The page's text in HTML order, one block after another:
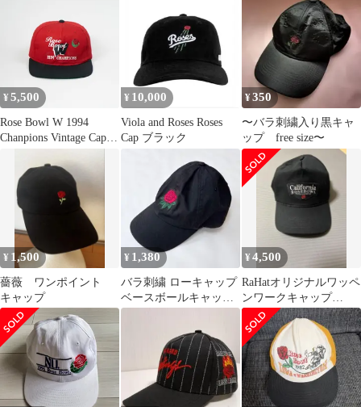
¥5,500
Rose Bowl W 1994
Chanpions Vintage Cap
トラッカーキャップ ス
ナップバック ビンテー
ジ 古着
¥ 10,000
Viola and Roses Roses
Cap ブラック
¥350
〜バラ刺繍入り黒キャ
ップ free size〜
¥ 1,500
薔薇 ワンポイント
キャップ
¥ 1,380
バラ刺繍 ローキャップ
ベースボールキャップ
コットン ブラック 男女
¥4,500
RaHatオリジナルワッペ
ンワークキャップ
California ROSEBOWL